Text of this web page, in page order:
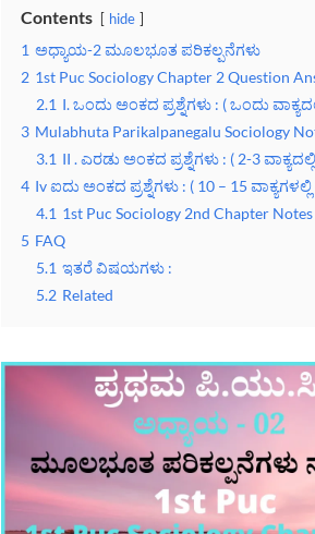
Contents hide
1 ಅಧ್ಯಾಯ-2 ಮೂಲಭೂತ ಪರಿಕಲ್ಪನೆಗಳು
2 1st Puc Sociology Chapter 2 Question
2.1 I. ಒಂದು ಅಂಕದ ಪ್ರಶ್ನೆಗಳು : ( ಒಂದು
3 Mulabhuta Parikalpanegalu Sociology
3.1 II . ಎರಡು ಅಂಕದ ಪ್ರಶ್ನೆಗಳು : ( 2-3
4 Iv ಐದು ಅಂಕದ ಪ್ರಶ್ನೆಗಳು : ( 10 – 15
4.1 1st Puc Sociology 2nd Chapter
5 FAQ
5.1 ಇತರೆ ವಿಷಯಗಳು :
5.2 Related